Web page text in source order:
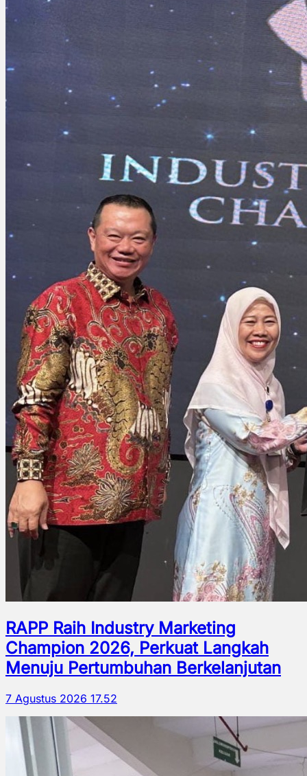
RAPP Raih Industry Marketing
Champion 2026, Perkuat Langkah
Menuju Pertumbuhan Berkelanjutan
7 Agustus 2026 17.52